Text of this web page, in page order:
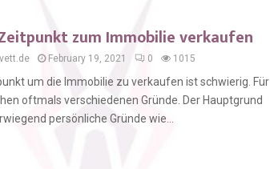
zum Immobilie verkaufen
February 19, 2021 0 1015
um die Immobilie zu verkaufen ist schwierig. Für
oftmals verschiedenen Gründe. Der Hauptgrund
persönliche Gründe wie...